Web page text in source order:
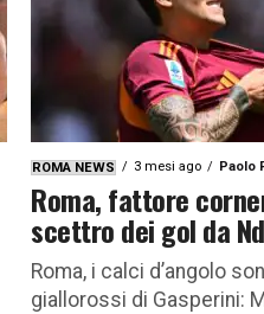
ROMA NEWS 3 mesi ago Paolo
Roma, fattore
scettro dei gol da
Roma, i calci d’angolo
giallorossi di Gasperini: